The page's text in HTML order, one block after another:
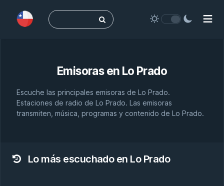
Buscar:
Emisoras en Lo Prado
Escuche las principales emisoras de Lo Prado.
Estaciones de radio de Lo Prado. Las emisoras
transmiten, música, programas y contenido de Lo Prado.
Lo más escuchado en Lo Prado